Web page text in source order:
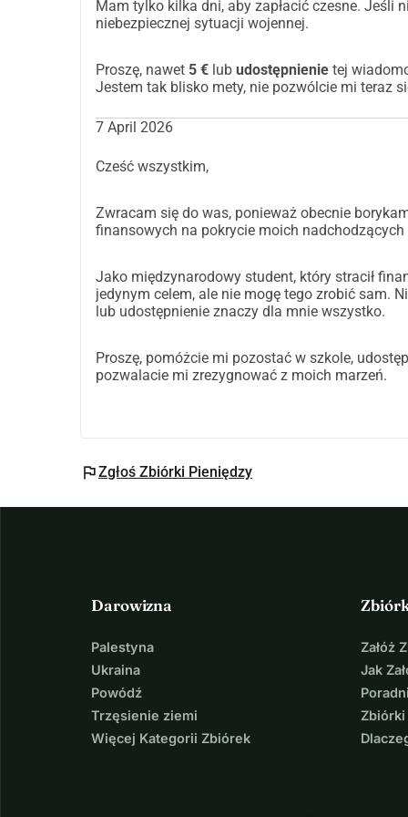
który połączy mnie z kimś, kto może pomóc.
Obiecuję, że przekażę tę dobroć innemu
​Z nadzieją i wdzięcznością,
Somayeh
Mam tylko kilka dni, aby zapłacić czesne. Jeśli
niebezpiecznej sytuacji wojennej.
​Proszę, nawet 5 € lub udostępnienie tej
Jestem tak blisko mety, nie pozwólcie mi teraz
7 April 2026
Cześć wszystkim,
​Zwracam się do was, ponieważ obecnie
finansowych na pokrycie moich nadchodzących
​Jako międzynarodowy student, który stracił
jedynym celem, ale nie mogę tego zrobić sam.
lub udostępnienie znaczy dla mnie wszystko.
​Proszę, pomóżcie mi pozostać w szkole,
pozwalacie mi zrezygnować z moich marzeń.
flagZgłoś Zbiórki Pieniędzy
Darowizna
Palestyna
Ukraina
Powódź
Trzęsienie ziemi
Więcej Kategorii Zbiórek
Załóż
Jak
Zbiórki